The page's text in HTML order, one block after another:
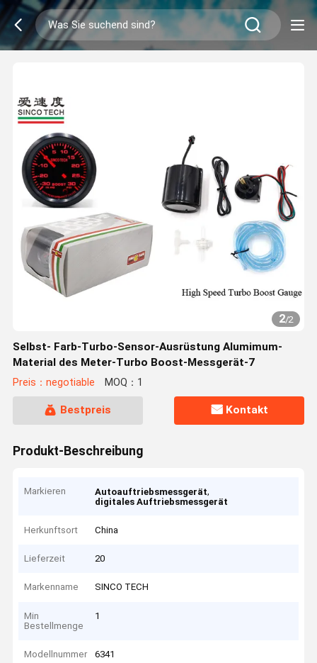
2/2
Selbst- Farb-Turbo-Sensor-Ausrüstung Alumimum-
Material des Meter-Turbo Boost-Messgerät-7
Preis：negotiable MOQ：1
Bestpreis Kontakt
Produkt-Beschreibung
Markieren Autoauftriebsmessgerät,
digitales Auftriebsmessgerät
Herkunftsort China
Lieferzeit 20
Markenname SINCO TECH
Min
Bestellmenge
1
Modellnummer 6341